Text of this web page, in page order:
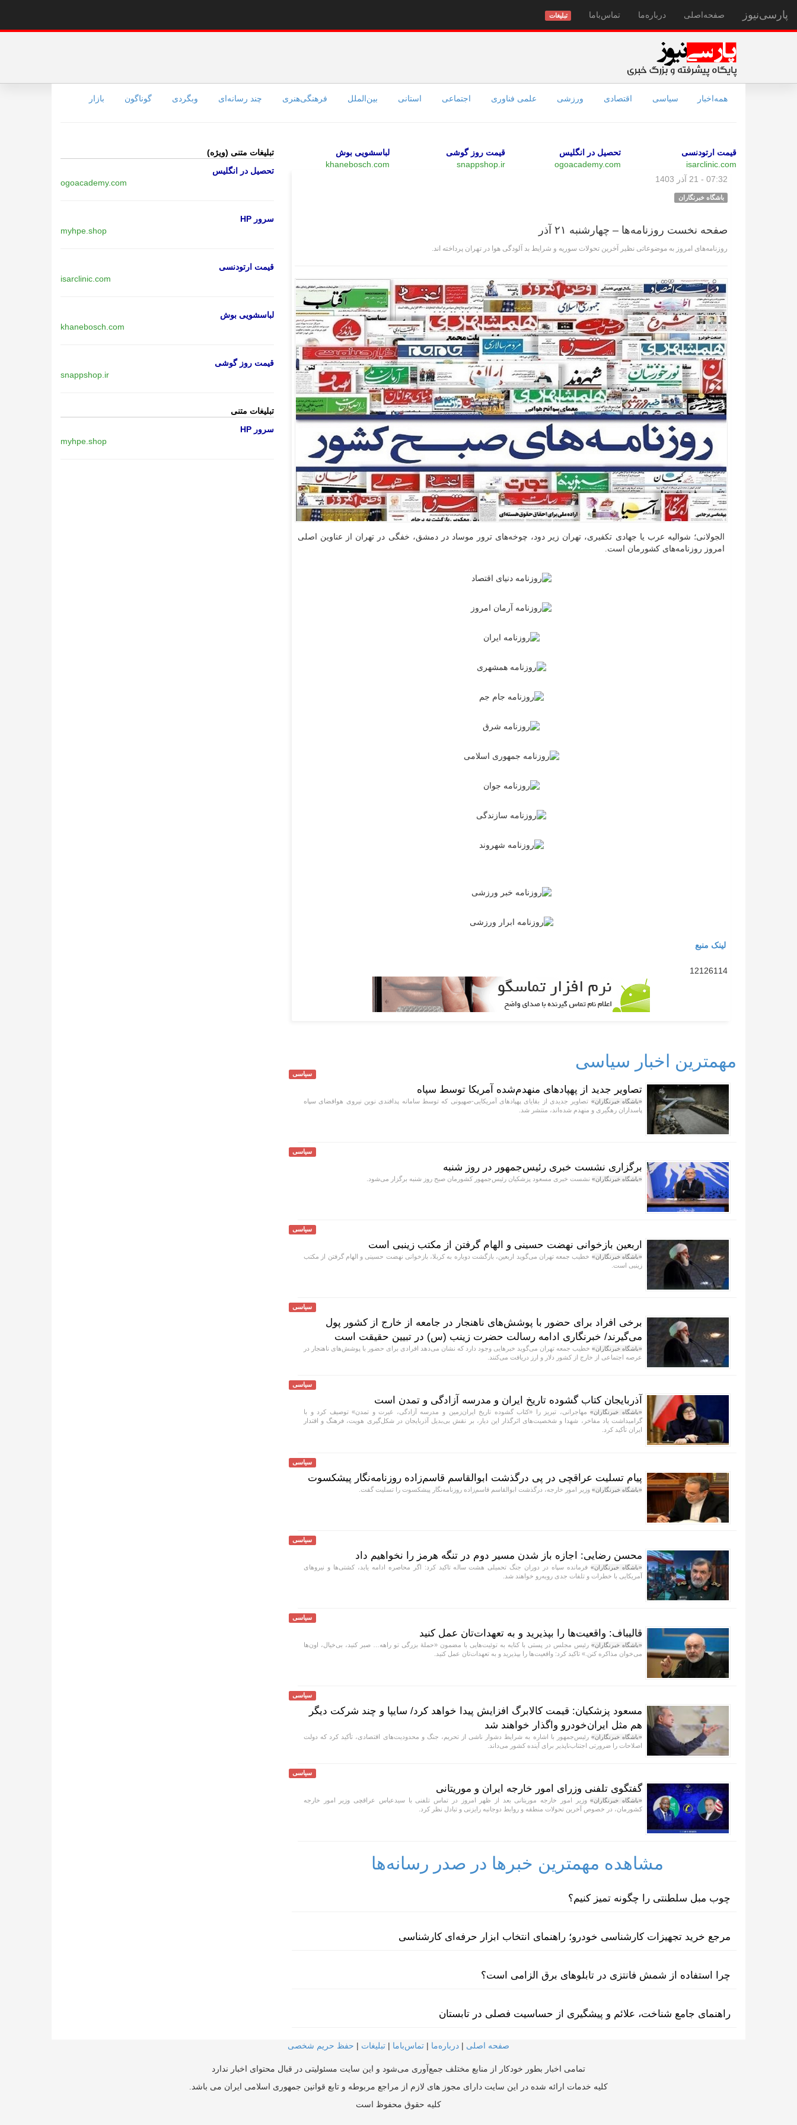
پارسی‌نیوز صفحه‌اصلی درباره‌ما تماس‌با‌ما تبلیغات
همه‌اخبار سیاسی اقتصادی ورزشی علمی فناوری اجتماعی استانی بین‌الملل فرهنگی‌هنری چند رسانه‌ای وبگردی گوناگون بازار
قیمت ارتودنسی
isarclinic.com
تحصیل در انگلیس
ogoacademy.com
قیمت روز گوشی
snappshop.ir
لباسشویی بوش
khanebosch.com
07:32 - 21 آذر 1403
باشگاه خبرنگاران
صفحه نخست روزنامه‌ها – چهارشنبه ۲۱ آذر
روزنامه‌های امروز به موضوعاتی نظیر آخرین تحولات سوریه و شرایط بد آلودگی هوا در تهران پرداخته اند.
الجولانی؛ شوالیه عرب یا جهادی تکفیری، تهران زیر دود، چوخه‌های ترور موساد در دمشق، خفگی در تهران از عناوین اصلی
امروز روزنامه‌های کشورمان است.
لینک منبع
12126114
مهمترین اخبار سیاسی
سیاسی
تصاویر جدید از پهپادهای منهدم‌شده آمریکا توسط سپاه
«باشگاه خبرنگاران» تصاویر جدیدی از بقایای پهپادهای آمریکایی-صهیونی که توسط سامانه‌ پدافندی نوین نیروی هوافضای سپاه
پاسداران رهگیری و منهدم شده‌اند، منتشر شد.
سیاسی
برگزاری نشست خبری رئیس‌جمهور در روز شنبه
«باشگاه خبرنگاران» نشست خبری مسعود پزشکیان رئیس‌جمهور کشورمان صبح روز شنبه برگزار می‌شود.
سیاسی
اربعین بازخوانی نهضت حسینی و الهام گرفتن از مکتب زینبی است
«باشگاه خبرنگاران» خطیب جمعه تهران می‌گوید اربعین، بازگشت دوباره به کربلا، بازخوانی نهضت حسینی و الهام گرفتن از مکتب
زینبی است.
سیاسی
برخی افراد برای حضور با پوشش‌های ناهنجار در جامعه از خارج از کشور پول
می‌گیرند/ خبرنگاری ادامه رسالت حضرت زینب (س) در تبیین حقیقت است
«باشگاه خبرنگاران» خطیب جمعه تهران می‌گوید خبر‌هایی وجود دارد که نشان می‌دهد افرادی برای حضور با پوشش‌های ناهنجار در
عرصه اجتماعی از خارج از کشور دلار و ارز دریافت می‌کنند.
سیاسی
آذربایجان کتاب گشوده تاریخ ایران و مدرسه آزادگی و تمدن است
«باشگاه خبرنگاران»مهاجرانی، تبریز را «کتاب گشوده تاریخ ایران‌زمین و مدرسه آزادگی، غیرت و تمدن» توصیف کرد و با
گرامیداشت یاد مفاخر، شهدا و شخصیت‌های اثرگذار این دیار، بر نقش بی‌بدیل آذربایجان در شکل‌گیری هویت، فرهنگ و اقتدار
ایران تأکید کرد.
سیاسی
پیام تسلیت عراقچی در پی درگذشت ابوالقاسم قاسم‌زاده روزنامه‌نگار پیشکسوت
«باشگاه خبرنگاران» وزیر امور خارجه، درگذشت ابوالقاسم قاسم‌زاده روزنامه‌نگار پیشکسوت را تسلیت گفت.
سیاسی
محسن رضایی: اجازه باز شدن مسیر دوم در تنگه هرمز را نخواهیم داد
«باشگاه خبرنگاران»فرمانده سپاه در دوران جنگ تحمیلی هشت ساله تاکید کرد: اگر محاصره ادامه یابد، کشتی‌ها و نیرو‌های
آمریکایی با خطرات و تلفات جدی رو‌به‌رو خواهند شد.
سیاسی
قالیباف: واقعیت‌ها را بپذیرید و به تعهدات‌تان عمل کنید
«باشگاه خبرنگاران» رئیس مجلس در پستی با کنایه به توئیت‌هایی با مضمون «حملهٔ بزرگی تو راهه… صبر کنید، بی‌خیال، اون‌ها
می‌خوان مذاکره کنن.» تاکید کرد: واقعیت‌ها را بپذیرید و به تعهدات‌تان عمل کنید.
سیاسی
مسعود پزشکیان: قیمت کالابرگ افزایش پیدا خواهد کرد/ سایپا و چند شرکت دیگر
هم مثل ایران‌خودرو واگذار خواهند شد
«باشگاه خبرنگاران» رئیس‌جمهور با اشاره به شرایط دشوار ناشی از تحریم، جنگ و محدودیت‌های اقتصادی، تأکید کرد که دولت
اصلاحات را ضرورتی اجتناب‌ناپذیر برای آینده کشور می‌داند.
سیاسی
گفتگوی تلفنی وزرای امور خارجه ایران و موریتانی
«باشگاه خبرنگاران»وزیر امور خارجه موریتانی بعد از ظهر امروز در تماس تلفنی با سیدعباس عراقچی وزیر امور خارجه
کشورمان، در خصوص آخرین تحولات منطقه و روابط دوجانبه رایزنی و تبادل نظر کرد.
مشاهده مهمترین خبرها در صدر رسانه‌ها
چوب مبل سلطنتی را چگونه تمیز کنیم؟
مرجع خرید تجهیزات کارشناسی خودرو؛ راهنمای انتخاب ابزار حرفه‌ای کارشناسی
چرا استفاده از شمش فانتزی در تابلوهای برق الزامی است؟
راهنمای جامع شناخت، علائم و پیشگیری از حساسیت فصلی در تابستان
تبلیغات متنی (ویژه)
تحصیل در انگلیس
ogoacademy.com
سرور HP
myhpe.shop
قیمت ارتودنسی
isarclinic.com
لباسشویی بوش
khanebosch.com
قیمت روز گوشی
snappshop.ir
تبلیغات متنی
سرور HP
myhpe.shop
صفحه اصلی | درباره‌ما | تماس‌با‌ما | تبلیغات | حفظ حریم شخصی
تمامی اخبار بطور خودکار از منابع مختلف جمع‌آوری می‌شود و این سایت مسئولیتی در قبال محتوای اخبار ندارد
کلیه خدمات ارائه شده در این سایت دارای مجوز های لازم از مراجع مربوطه و تابع قوانین جمهوری اسلامی ایران می باشد.
کلیه حقوق محفوظ است